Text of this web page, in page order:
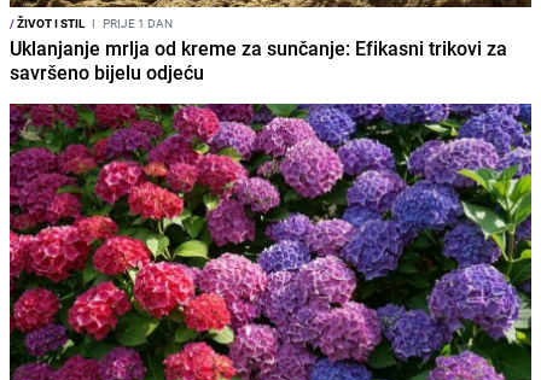
/ŽIVOT I STIL I PRIJE 1 DAN
Uklanjanje mrlja od kreme za sunčanje: Efikasni trikovi za
savršeno bijelu odjeću